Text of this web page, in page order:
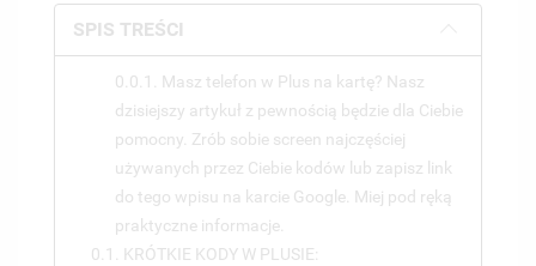
SPIS TREŚCI
0.0.1. Masz telefon w Plus na kartę? Nasz
dzisiejszy artykuł z pewnością będzie dla Ciebie
pomocny. Zrób sobie screen najczęściej
używanych przez Ciebie kodów lub zapisz link
do tego wpisu na karcie Google. Miej pod ręką
praktyczne informacje.
0.1. KRÓTKIE KODY W PLUSIE: